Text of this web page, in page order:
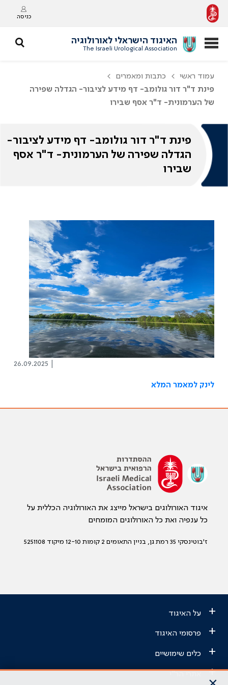
כניסה
האיגוד הישראלי לאורולוגיה
The Israeli Urological Association
עמוד ראשי
כתבות ומאמרים
פינת ד"ר דור גולומב- דף מידע לציבור- הגדלה שפירה
של הערמונית- ד"ר אסף שבירו
פינת ד"ר דור גולומב- דף מידע לציבור-
הגדלה שפירה של הערמונית- ד"ר אסף
שבירו
26.09.2025 |
לינק למאמר המלא
איגוד האורולוגים בישראל מייצג את האורולוגיה הכללית על
כל ענפיה ואת כל האורולוגים המומחים
ז'בוטינסקי 35 רמת גן, בניין התאומים 2 קומות 12-10 מיקוד 5251108
+ על האיגוד
+ פרסומי האיגוד
+ כלים שימושיים
+